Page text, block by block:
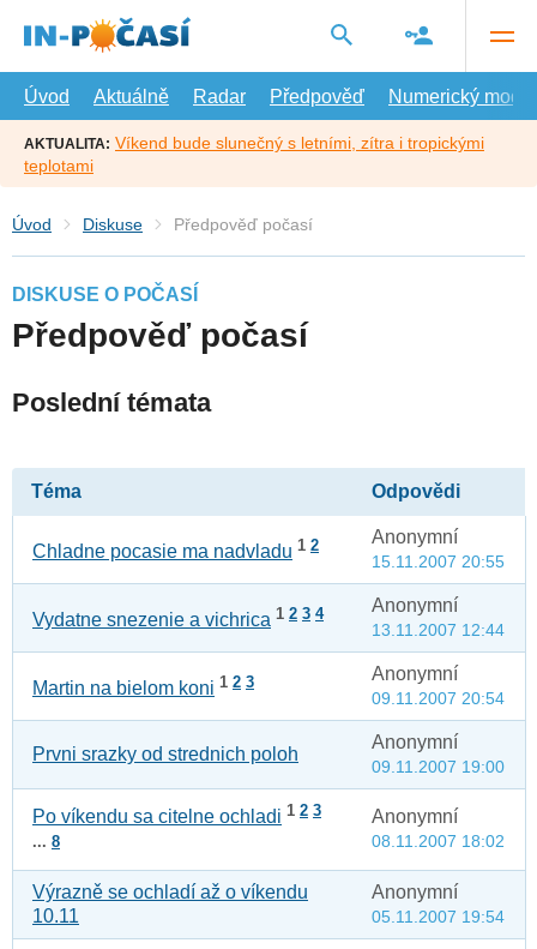
hlavní
Úvod
Aktuálně Radar Předpověď Numerický model
AKTUALITA: Víkend bude slunečný s letními, zítra i tropickými
teplotami
Úvod Diskuse Předpověď počasí
DISKUSE O POČASÍ
Předpověď počasí
Poslední témata
Téma Odpovědi
Chladne pocasie ma nadvladu 1 2 Anonymní
15.11.2007 20:55
Vydatne snezenie a vichrica 1 2 3 4 Anonymní
13.11.2007 12:44
Martin na bielom koni 1 2 3 Anonymní
09.11.2007 20:54
Prvni srazky od strednich poloh
Anonymní
09.11.2007 19:00
Po víkendu sa citelne ochladi 1 2 3
... 8
Anonymní
08.11.2007 18:02
Výrazně se ochladí až o víkendu
10.11
Anonymní
05.11.2007 19:54